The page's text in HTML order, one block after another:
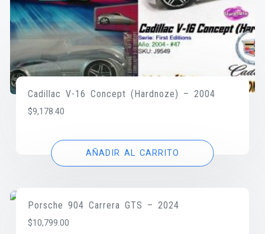
Cadillac V-16 Concept (Hardnoze) – 2004
$9,178.40
AÑADIR AL CARRITO
Porsche 904 Carrera GTS – 2024
$10,799.00